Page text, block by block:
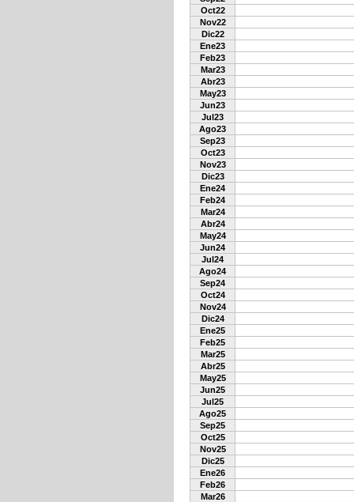
Oct22
Nov22
Dic22
Ene23
Feb23
Mar23
Abr23
May23
Jun23
Jul23
Ago23
Sep23
Oct23
Nov23
Dic23
Ene24
Feb24
Mar24
Abr24
May24
Jun24
Jul24
Ago24
Sep24
Oct24
Nov24
Dic24
Ene25
Feb25
Mar25
Abr25
May25
Jun25
Jul25
Ago25
Sep25
Oct25
Nov25
Dic25
Ene26
Feb26
Mar26